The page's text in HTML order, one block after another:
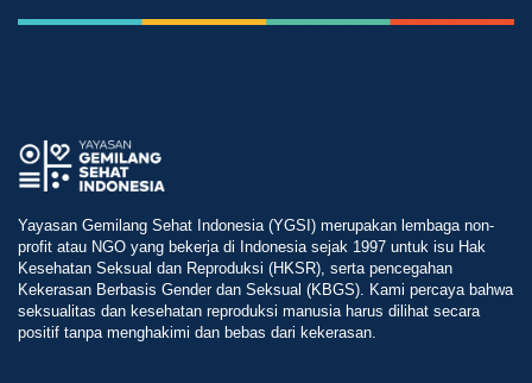
Yayasan Gemilang Sehat Indonesia (YGSI) merupakan lembaga non-
profit atau NGO yang bekerja di Indonesia sejak 1997 untuk isu Hak
Kesehatan Seksual dan Reproduksi (HKSR), serta pencegahan
Kekerasan Berbasis Gender dan Seksual (KBGS). Kami percaya bahwa
seksualitas dan kesehatan reproduksi manusia harus dilihat secara
positif tanpa menghakimi dan bebas dari kekerasan.